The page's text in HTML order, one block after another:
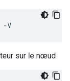
-V
sur le nœud